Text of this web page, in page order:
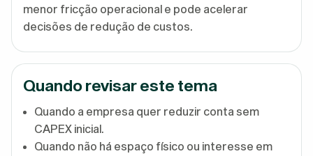
menor fricção operacional e pode acelerar
decisões de redução de custos.
Quando revisar este tema
Quando a empresa quer reduzir conta sem
CAPEX inicial.
Quando não há espaço físico ou interesse em